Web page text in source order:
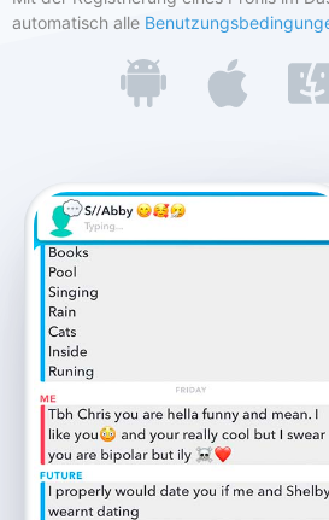
automatisch alle